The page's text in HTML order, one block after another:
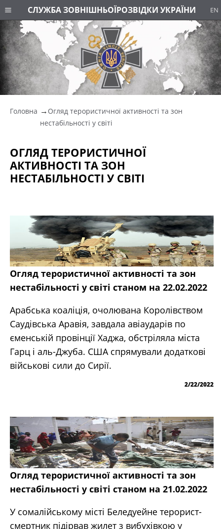
СЛУЖБА ЗОВНІШНЬОЇРОЗВІДКИ УКРАЇНИ EN
Головна
Огляд терористичної активності та зон
нестабільності у світі
ОГЛЯД ТЕРОРИСТИЧНОЇ
АКТИВНОСТІ ТА ЗОН
НЕСТАБІЛЬНОСТІ У СВІТІ
Огляд терористичної активності та зон
нестабільності у світі станом на 22.02.2022
Арабська коаліція, очолювана Королівством
Саудівська Аравія, завдала авіаударів по
єменській провінції Хаджа, обстріляла міста
Гарц і аль-Джуба. США спрямували додаткові
військові сили до Сирії.
2/22/2022
Огляд терористичної активності та зон
нестабільності у світі станом на 21.02.2022
У сомалійському місті Беледуейне терорист-
смертник підірвав жилет з вибухівкою у